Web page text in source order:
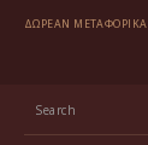
ΔΩΡΕΑΝ ΜΕΤΑΦΟΡΙΚΑ